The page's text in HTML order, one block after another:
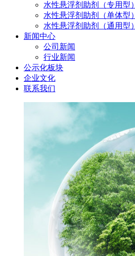
水性悬浮剂助剂（专用型）
水性悬浮剂助剂（单体型）
水性悬浮剂助剂（通用型）
新闻中心
公司新闻
行业新闻
公示化板块
企业文化
联系我们